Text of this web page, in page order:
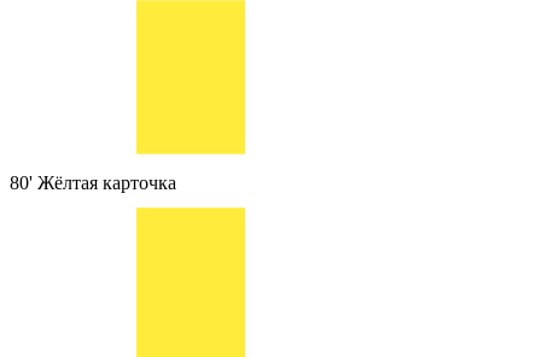
80' Жёлтая карточка